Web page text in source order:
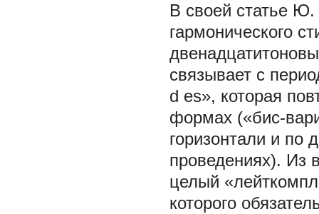
В своей статье Ю.
гармонического
связывает с
d es», которая
формах («бис-
горизонтали и по
проведениях). Из
целый
которого